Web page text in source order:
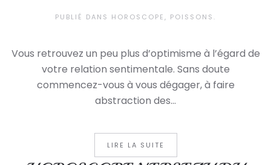
PUBLIÉ DANS HOROSCOPE, POISSONS .
Vous retrouvez un peu plus d’optimisme à l’égard de
votre relation sentimentale. Sans doute
commencez-vous à vous dégager, à faire
abstraction des...
LIRE LA SUITE